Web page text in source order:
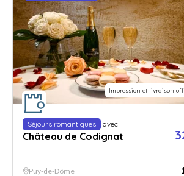
Impression et livraison
Séjours romantiques avec
Château de Codignat
Puy-de-Dôme